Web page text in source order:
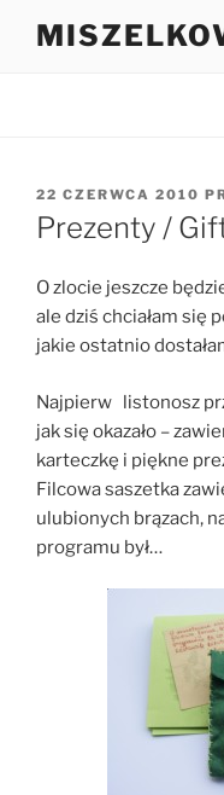
OPUBLIKOWANE
W
22 CZERWCA 2010
Prezenty /
O zlocie jeszcze
ale dziś chciałam się
jakie ostatnio
Najpierw listonosz
jak się okazało –
karteczkę i piękne
Filcowa saszetka
ulubionych brązach,
programu był…